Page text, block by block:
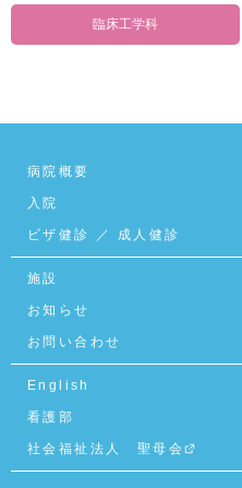
臨床工学科
病院概要
入院
ビザ健診 ／ 成人健診
施設
お知らせ
お問い合わせ
English
看護部
社会福祉法人 聖母会